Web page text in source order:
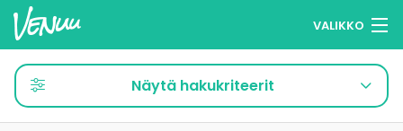
VALIKKO
Selaa tiloja
Muistilistasi
Näytä hakukriteerit